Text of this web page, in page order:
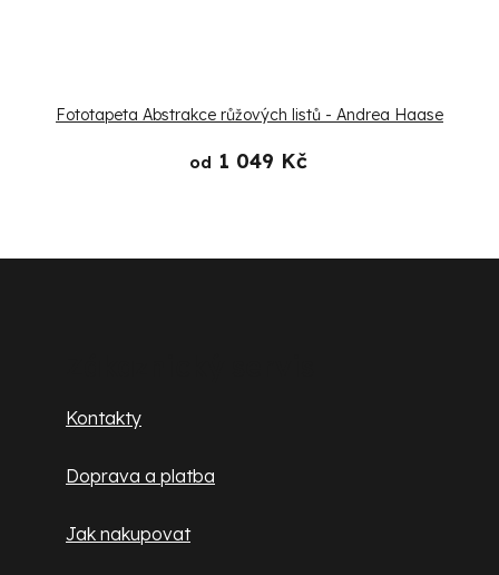
Fototapeta Abstrakce růžových listů - Andrea Haase
od 1 049 Kč
Kontakty
Doprava a platba
Jak nakupovat